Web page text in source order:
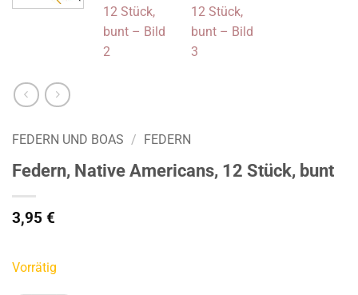
FEDERN UND BOAS / FEDERN
Federn, Native Americans, 12 Stück, bunt
3,95 €
Vorrätig